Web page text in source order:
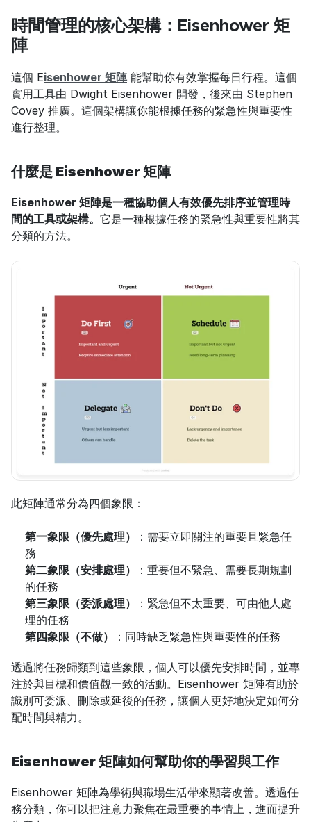
時間管理的核心架構：Eisenhower 矩
陣
這個 Eisenhower 矩陣 能幫助你有效掌握每日行程。這個
實用工具由 Dwight Eisenhower 開發，後來由 Stephen
Covey 推廣。這個架構讓你能根據任務的緊急性與重要性
進行整理。
什麼是 Eisenhower 矩陣
Eisenhower 矩陣是一種協助個人有效優先排序並管理時
間的工具或架構。 它是一種根據任務的緊急性與重要性將其
分類的方法。
此矩陣通常分為四個象限：
第一象限（優先處理）
：需要立即關注的重要且緊急任
務
第二象限（安排處理）
：重要但不緊急、需要長期規劃
的任務
第三象限（委派處理）
：緊急但不太重要、可由他人處
理的任務
第四象限（不做）
：同時缺乏緊急性與重要性的任務
透過將任務歸類到這些象限，個人可以優先安排時間，並專
注於與目標和價值觀一致的活動。Eisenhower 矩陣有助於
識別可委派、刪除或延後的任務，讓個人更好地決定如何分
配時間與精力。
Eisenhower 矩陣如何幫助你的學習與工作
Eisenhower 矩陣為學術與職場生活帶來顯著改善。透過任
務分類，你可以把注意力聚焦在最重要的事情上，進而提升